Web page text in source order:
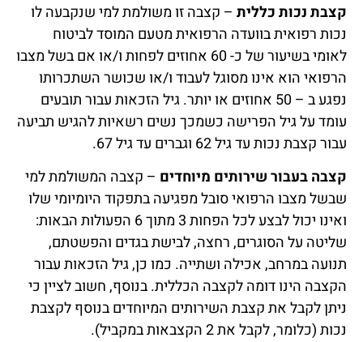
קצבת נכות כללית – קצבה זו משולמת למי שנקבעה לו
נכות רפואית בוועדה הרפואית מטעם המוסד לביטוח
לאומי בשיעור של כ- 60 אחוזים לפחות ו/או אם בשל מצבו
הרפואי הוא אינו מסוגל לעבוד ו/או שכושר השתכרותו
נפגע ב – 50 אחוזים או יותר. גיל הזכאות עבור תובעים
עומד על גיל הפרישה כשמכך נשים רשאיות להגיש תביעה
עבור קצבת נכות עד גיל 62 וגברים עד גיל 67.
קצבה בעבור שירותים מיוחדים – קצבה המשולמת למי
שבשל מצבו הרפואי סובל מפגיעה בתפקוד היומיומי שלו
ואינו יכול לבצע לכל הפחות 3 מתוך 6 הפעולות הבאות:
שליטה על הסוגרים, רחצה, לבישת בגדים והפשטתם,
תנועה במרחב, אכילה ושתייה. כמו כן, גיל הזכאות עבור
הקצבה הינו דומה לקצבה הכללית. בנוסף, חשוב לציין כי
ניתן לקבל את קצבת השירותים המיוחדים בנוסף לקצבת
נכות (כלומר, לקבל את 2 הקצבאות במקביל).